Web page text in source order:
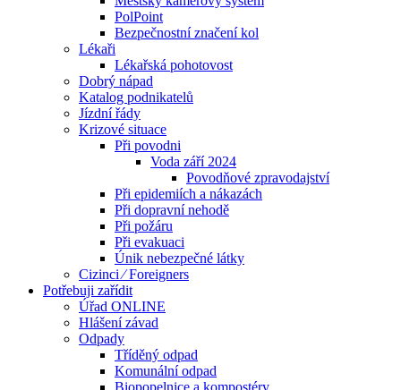
PolPoint
Bezpečnostní značení kol
Lékaři
Lékařská pohotovost
Dobrý nápad
Katalog podnikatelů
Jízdní řády
Krizové situace
Při povodni
Voda září 2024
Povodňové zpravodajství
Při epidemiích a nákazách
Při dopravní nehodě
Při požáru
Při evakuaci
Únik nebezpečné látky
Cizinci ⁄ Foreigners
Potřebuji zařídit
Úřad ONLINE
Hlášení závad
Odpady
Tříděný odpad
Komunální odpad
Biopopelnice a kompostéry